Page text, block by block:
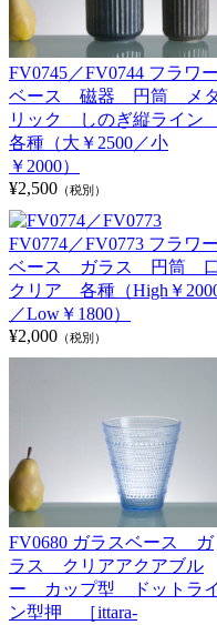
FV0745／FV0744 フラワー
ベース 磁器 円筒 メ
リック しのぎ縦ライン
各種（大￥2500／小
￥2000）
¥2,500 （税別）
FV0774／FV0773 フラワー
ベース ガラス 円筒
クリア 各種（High￥
／Low￥1800）
¥2,000 （税別）
FV0680 ガラスベース ガ
ラス クリアアクアブル
ー カップ型 ドットライ
ン型押 ［ittara-